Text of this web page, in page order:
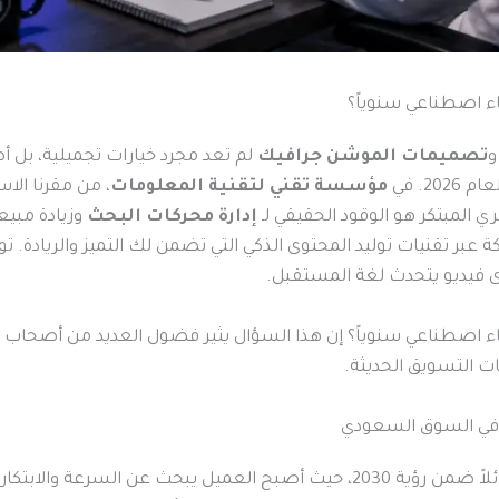
تصميمات الموشن جرافيك لم تعد مجرد خيارات تجميلية،
2026. في
مؤسسة تقني لتقنية المعلومات، من مقرنا
المبتكر هو الوقود الحقيقي لـ إدارة محركات البحث وزيادة
عبر تقنيات توليد المحتوى الذكي التي تضمن لك التميز والريادة.
فيديو يتحدث لغة المستقبل.
إلى 3 فيديوهات ذكاء اصطناعي سنوياً؟ إن هذا السؤال يثير فضول العديد من
التسويق الحديثة.
في السوق السعودي
عن السرعة والابتكار. إن